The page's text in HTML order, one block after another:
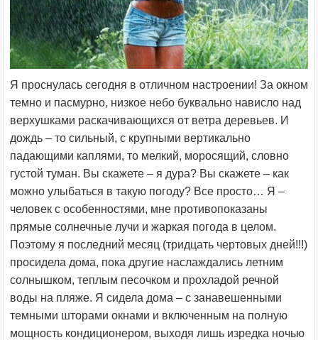
Я проснулась сегодня в отличном настроении! За окном
темно и пасмурно, низкое небо буквально нависло над
верхушками раскачивающихся от ветра деревьев. И
дождь – то сильный, с крупными вертикально
падающими каплями, то мелкий, моросящий, словно
густой туман. Вы скажете – я дура? Вы скажете – как
можно улыбаться в такую погоду? Все просто… Я –
человек с особенностями, мне противопоказаны
прямые солнечные лучи и жаркая погода в целом.
Поэтому я последний месяц (тридцать чертовых дней!!!)
просидела дома, пока другие наслаждались летним
солнышком, теплым песочком и прохладой речной
воды на пляже. Я сидела дома – с занавешенными
темными шторами окнами и включенным на полную
мощность кондиционером, выходя лишь изредка ночью